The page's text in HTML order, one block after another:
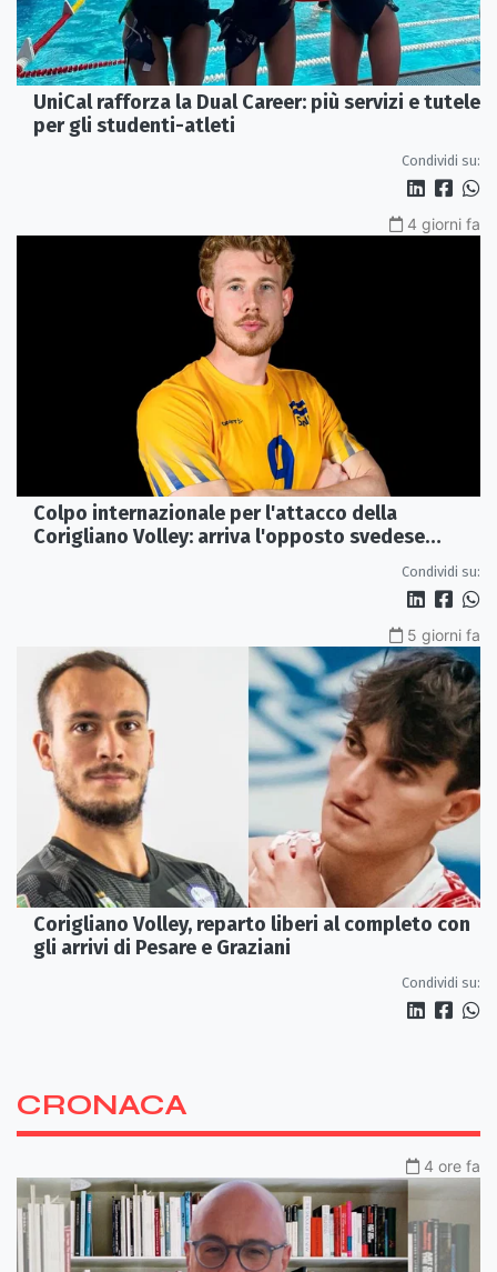
UniCal rafforza la Dual Career: più servizi e tutele
per gli studenti-atleti
Condividi su:
4 giorni fa
Colpo internazionale per l'attacco della
Corigliano Volley: arriva l'opposto svedese
Condividi su:
5 giorni fa
Corigliano Volley, reparto liberi al completo con
gli arrivi di Pesare e Graziani
Condividi su:
CRONACA
4 ore fa